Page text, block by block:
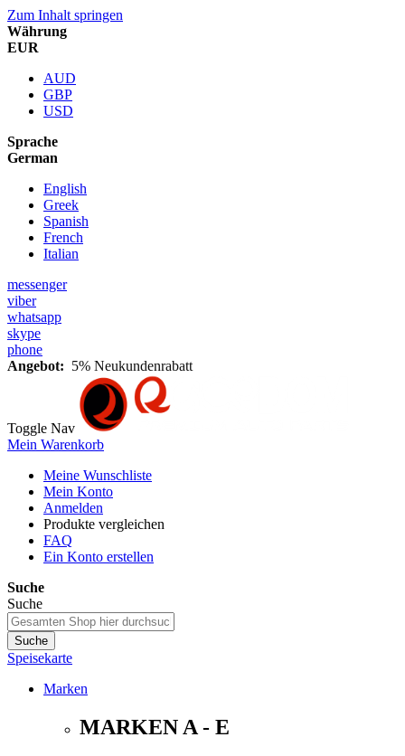
Zum Inhalt springen
Währung
EUR
AUD
GBP
USD
Sprache
German
English
Greek
Spanish
French
Italian
messenger
viber
whatsapp
skype
phone
Angebot: 5% Neukundenrabatt
Toggle Nav
Mein Warenkorb
Meine Wunschliste
Mein Konto
Anmelden
Produkte vergleichen
FAQ
Ein Konto erstellen
Suche
Suche
Suche
Speisekarte
Marken
MARKEN A - E